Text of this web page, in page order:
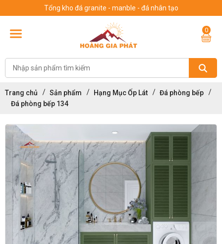
Tổng kho đá granite - manble - đá nhân tạo
0
Trang chủ Sản phẩm Hạng Mục Ốp Lát
Đá phòng bếp
Đá phòng bếp 134